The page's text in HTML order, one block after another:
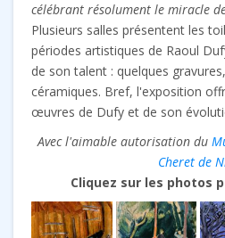
célébrant résolument le miracle
Plusieurs salles présentent les
périodes artistiques de Raoul
de son talent : quelques
céramiques. Bref, l'exposition
œuvres de Dufy et de son
Avec l'aimable autorisation du
Cheret de
Cliquez sur les photos